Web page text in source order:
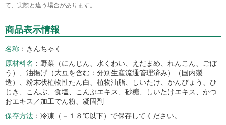
て、実際と違う場合があります。
商品表示情報
名称
きんちゃく
原材料名
野菜（にんじん、水くわい、えだまめ、れんこん、ごぼ
う）、油揚げ（大豆を含む：分別生産流通管理済み）（国内製
造）、粉末状植物性たん白、植物油脂、しいたけ、かんぴょう、ひ
じき、こんぶ、食塩、こんぶエキス、砂糖、しいたけエキス、かつ
おエキス／加工でん粉、凝固剤
保存方法
冷凍（－１８℃以下）で保存してください。